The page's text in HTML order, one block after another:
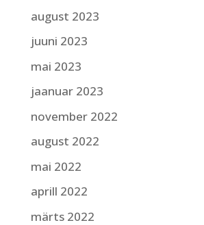
august 2023
juuni 2023
mai 2023
jaanuar 2023
november 2022
august 2022
mai 2022
aprill 2022
märts 2022